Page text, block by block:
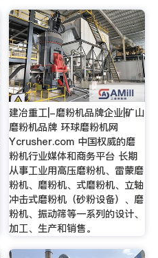
建冶重工|-磨粉机品牌企业|矿山
磨粉机品牌 环球磨粉机网
Ycrusher.com 中国权威的磨
粉机行业媒体和商务平台 长期
从事工业用高压磨粉机、雷蒙磨
粉机、磨粉机、式磨粉机、立轴
冲击式磨粉机（砂粉设备）、磨
粉机、振动筛等一系列的设计、
加工、生产和销售。